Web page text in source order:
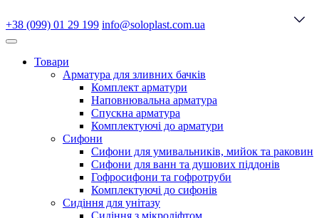
+38 (099) 01 29 199 info@soloplast.com.ua
Товари
Арматура для зливних бачків
Комплект арматури
Наповнювальна арматура
Спускна арматура
Комплектуючі до арматури
Сифони
Сифони для умивальників, мийок та раковин
Сифони для ванн та душових піддонів
Гофросифони та гофротруби
Комплектуючі до сифонів
Сидіння для унітазу
Сидіння з мікроліфтом